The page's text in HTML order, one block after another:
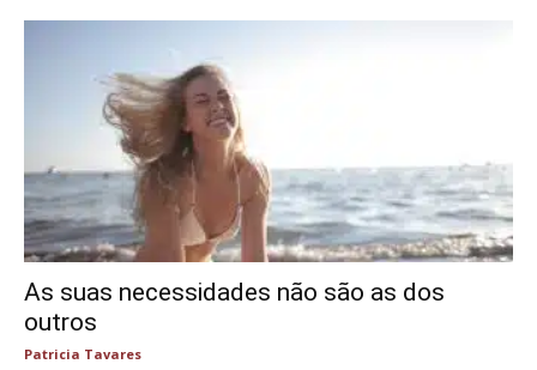
As suas necessidades não são as dos
outros
Patricia Tavares